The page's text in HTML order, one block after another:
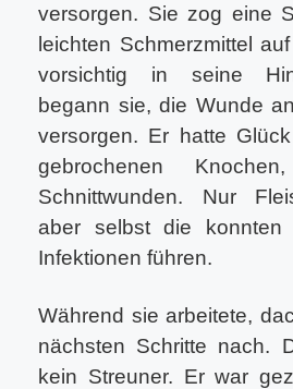
versorgen. Sie zog eine
leichten Schmerzmittel
vorsichtig in seine
begann sie, die Wunde
versorgen. Er hatte
gebrochenen
Schnittwunden. Nur
aber selbst die konnten
Infektionen führen.
Während sie arbeitete,
nächsten Schritte nach.
kein Streuner. Er war